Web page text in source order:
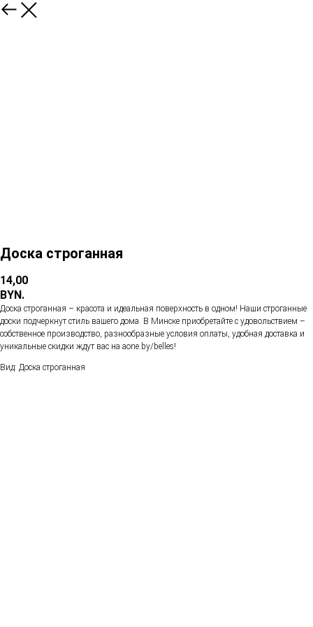
Доска строганная
14,00
BYN.
Доска строганная – красота и идеальная поверхность в одном! Наши строганные
доски подчеркнут стиль вашего дома. В Минске приобретайте с удовольствием –
собственное производство, разнообразные условия оплаты, удобная доставка и
уникальные скидки ждут вас на aone.by/belles!
Вид: Доска строганная